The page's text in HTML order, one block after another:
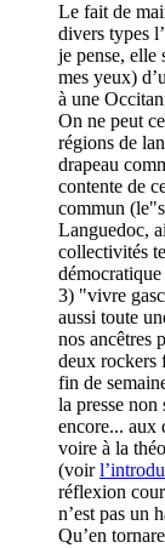
Le fait de
divers types
je pense, elle
mes yeux)
à une
On ne peut
régions de
drapeau
contente de
commun
Languedoc,
collectivités
3) "vivre
aussi toute
nos ancêtres
deux rockers
fin de
la presse non
encore... aux
voire à la
(voir
réflexion
n’est pas un
Qu’en